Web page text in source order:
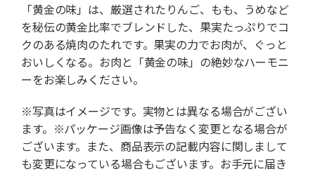
「黄金の味」は、厳選されたりんご、もも、うめなど
を秘伝の黄金比率でブレンドした、果実たっぷりでコ
クのある焼肉のたれです。果実の力でお肉が、ぐっと
おいしくなる。お肉と「黄金の味」の絶妙なハーモニ
ーをお楽しみください。
※写真はイメージです。実物とは異なる場合がござい
ます。※パッケージ画像は予告なく変更となる場合が
ございます。また、商品表示の記載内容に関しまして
も変更になっている場合もございます。お手元に届き